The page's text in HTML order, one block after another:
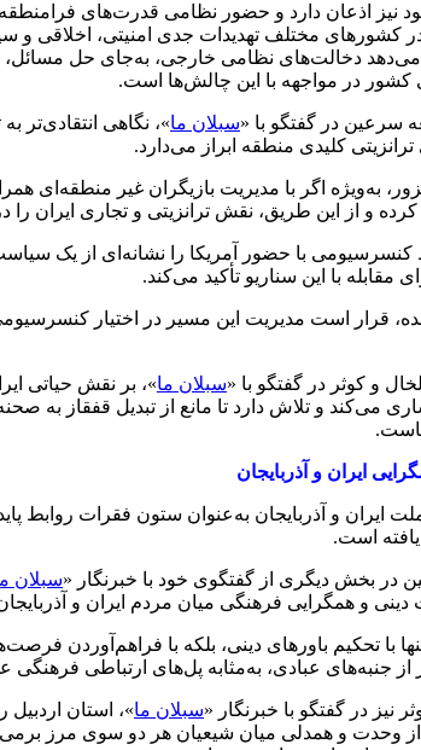
نیز اذعان دارد و حضور نظامی قدرت‌های
کشورهای مختلف تهدیدات جدی امنیتی، اخلاقی و
می‌دهد دخالت‌های نظامی خارجی، به‌جای حل
در مواجهه با این چالش‌ها است.
سرعین در گفتگو با «سبلان ما»، نگاهی انتقادی‌تر
کلیدی منطقه ابراز می‌دارد.
به‌ویژه اگر با مدیریت بازیگران غیر منطقه‌ای
و از این طریق، نقش ترانزیتی و تجاری ایران
با حضور آمریکا را نشانه‌ای از یک
با این سناریو تأکید می‌کند.
قرار است مدیریت این مسیر در اختیار
و کوثر در گفتگو با «سبلان ما»، بر نقش حیاتی
می‌کند و تلاش دارد تا مانع از تبدیل قفقاز به
ایران و آذربایجان
ایران و آذربایجان به‌عنوان ستون فقرات روابط
است.
در بخش دیگری از گفتگوی خود با خبرنگار «سبلان
و همگرایی فرهنگی میان مردم ایران و
با تحکیم باورهای دینی، بلکه با
جنبه‌های عبادی، به‌مثابه پل‌های ارتباطی
نیز در گفتگو با خبرنگار «سبلان ما»، استان